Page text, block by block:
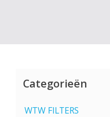
Categorieën
WTW FILTERS